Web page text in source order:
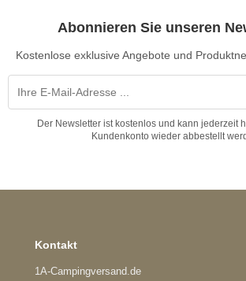
Abonnieren Sie unseren
Kostenlose exklusive Angebote und
Der Newsletter ist kostenlos und kann jederzeit
Kundenkonto wieder abbestellt
Kontakt
1A-Campingversand.de